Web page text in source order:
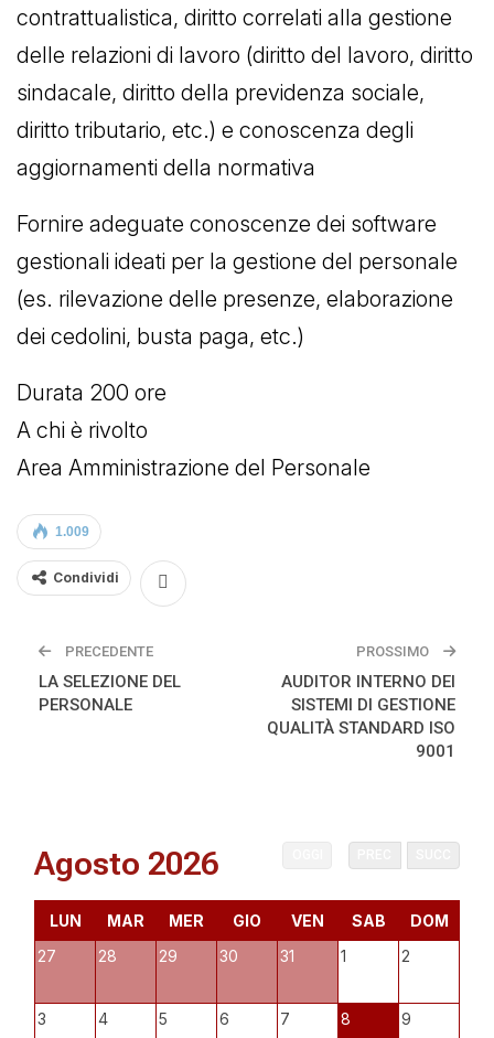
contrattualistica, diritto correlati alla gestione
delle relazioni di lavoro (diritto del lavoro, diritto
sindacale, diritto della previdenza sociale,
diritto tributario, etc.) e conoscenza degli
aggiornamenti della normativa
Fornire adeguate conoscenze dei software
gestionali ideati per la gestione del personale
(es. rilevazione delle presenze, elaborazione
dei cedolini, busta paga, etc.)
Durata 200 ore
A chi è rivolto
Area Amministrazione del Personale
1.009
Condividi
PRECEDENTE
LA SELEZIONE DEL
PERSONALE
PROSSIMO
AUDITOR INTERNO DEI
SISTEMI DI GESTIONE
QUALITÀ STANDARD ISO
9001
Agosto 2026
LUN MAR MER GIO VEN SAB
DOM
27
28 29 30 31 1 2
3 4 5 6 7 8 9